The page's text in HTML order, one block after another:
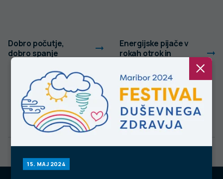
15. MAJ 2024
Dobro počutje,
dobro spanje
Energijske pijače v
rokah otrok in